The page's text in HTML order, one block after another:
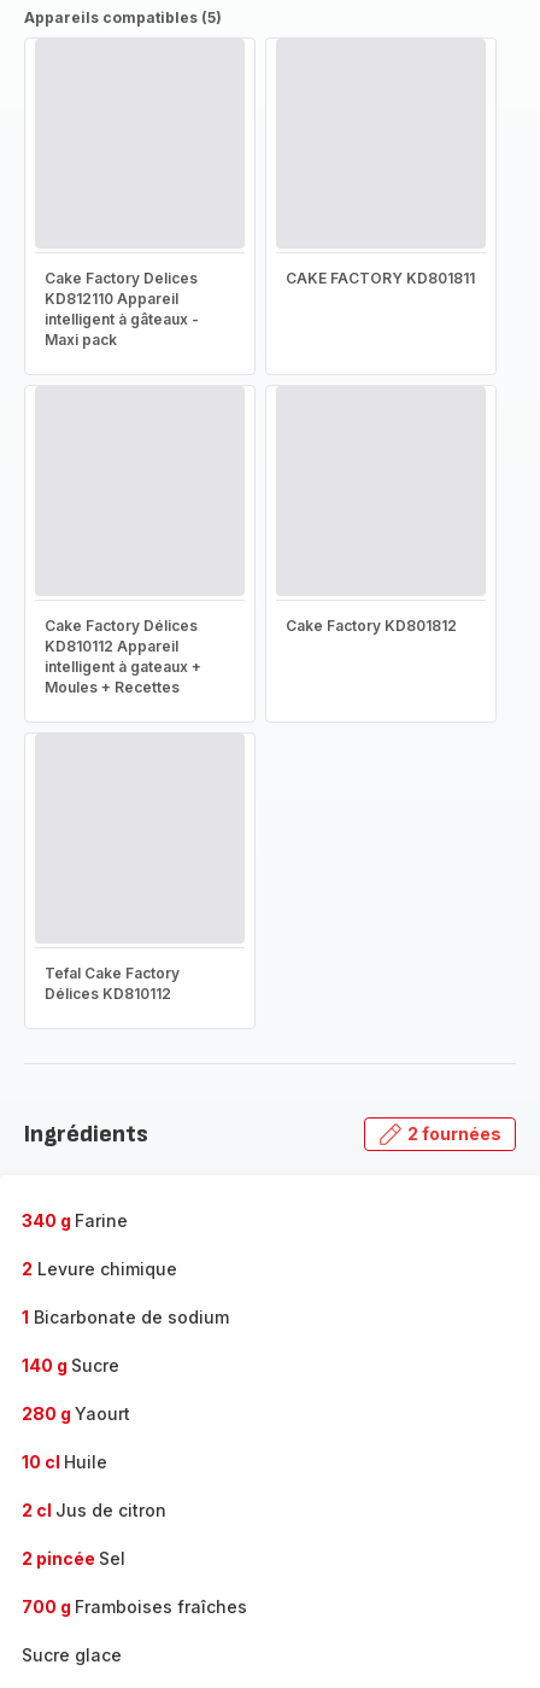
Appareils compatibles (5)
Cake Factory Delices
KD812110 Appareil
intelligent à gâteaux -
Maxi pack
CAKE FACTORY KD801811
Cake Factory Délices
KD810112 Appareil
intelligent à gateaux +
Moules + Recettes
Cake Factory KD801812
Tefal Cake Factory
Délices KD810112
Ingrédients 2 fournées
340 g Farine
2 Levure chimique
1 Bicarbonate de sodium
140 g Sucre
280 g Yaourt
10 cl Huile
2 cl Jus de citron
2 pincée Sel
700 g Framboises fraîches
Sucre glace